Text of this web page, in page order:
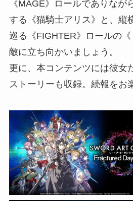
《MAGE》ロールでありなが
する《猫騎士アリス》と、縦
巡る《FIGHTER》ロールの
敵に立ち向かいましょう。
更に、本コンテンツには彼女
ストーリーも収録。続報をお